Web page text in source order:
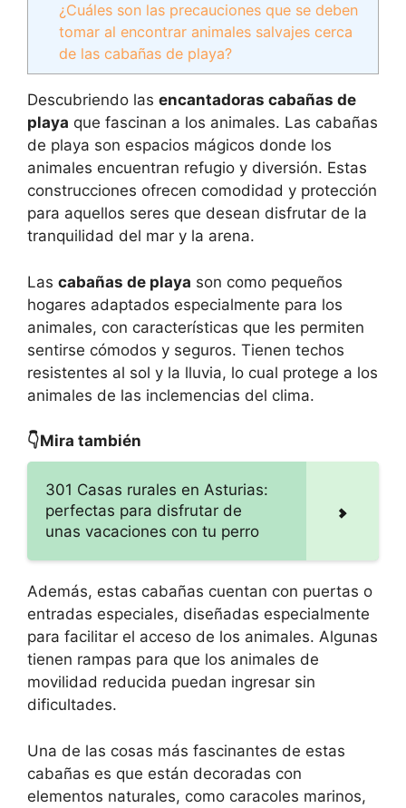
¿Cuáles son las precauciones que se deben
tomar al encontrar animales salvajes cerca
de las cabañas de playa?
Descubriendo las encantadoras cabañas de
playa que fascinan a los animales. Las cabañas
de playa son espacios mágicos donde los
animales encuentran refugio y diversión. Estas
construcciones ofrecen comodidad y protección
para aquellos seres que desean disfrutar de la
tranquilidad del mar y la arena.
Las cabañas de playa son como pequeños
hogares adaptados especialmente para los
animales, con características que les permiten
sentirse cómodos y seguros. Tienen techos
resistentes al sol y la lluvia, lo cual protege a los
animales de las inclemencias del clima.
👇Mira también
301 Casas rurales en Asturias:
perfectas para disfrutar de
unas vacaciones con tu perro
Además, estas cabañas cuentan con puertas o
entradas especiales, diseñadas especialmente
para facilitar el acceso de los animales. Algunas
tienen rampas para que los animales de
movilidad reducida puedan ingresar sin
dificultades.
Una de las cosas más fascinantes de estas
cabañas es que están decoradas con
elementos naturales, como caracoles marinos,